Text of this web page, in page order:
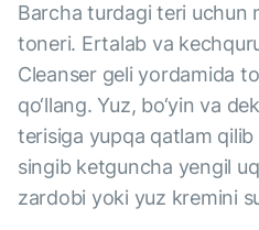
Barcha turdagi teri uchun
toneri. Ertalab va
Cleanser geli yordamida
qo‘llang. Yuz, bo‘yin va
terisiga yupqa qatlam qilib
singib ketguncha yengil
zardobi yoki yuz kremini